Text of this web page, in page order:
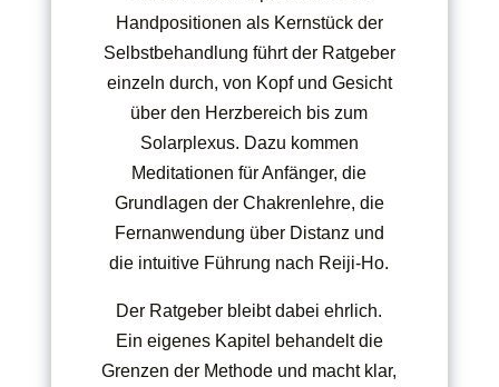
Handpositionen als Kernstück der
Selbstbehandlung führt der Ratgeber
einzeln durch, von Kopf und Gesicht
über den Herzbereich bis zum
Solarplexus. Dazu kommen
Meditationen für Anfänger, die
Grundlagen der Chakrenlehre, die
Fernanwendung über Distanz und
die intuitive Führung nach Reiji-Ho.
Der Ratgeber bleibt dabei ehrlich.
Ein eigenes Kapitel behandelt die
Grenzen der Methode und macht klar,